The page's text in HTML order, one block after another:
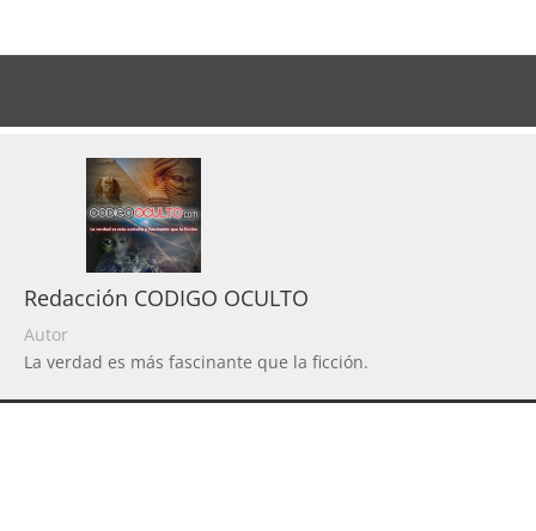
Redacción CODIGO OCULTO
Autor
La verdad es más fascinante que la ficción.